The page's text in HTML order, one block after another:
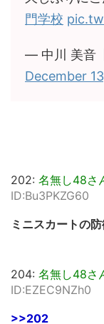
門学校
— 中川 美音
December
202: 名無し48さ
ID:Bu3PKZG60
ミニスカートの
204: 名無し48さ
ID:EZEC9NZh0
>>202